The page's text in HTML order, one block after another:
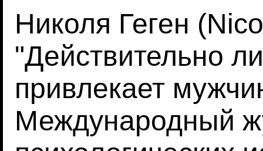
Николя Геген
"Действительно
привлекает
Международный